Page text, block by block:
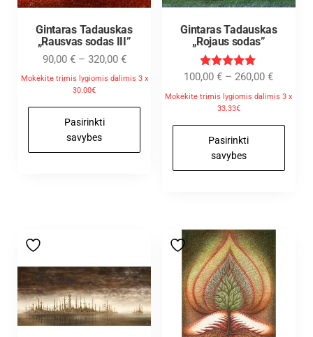
Gintaras Tadauskas
„Rausvas sodas III”
90,00 € – 320,00 €
Mokėkite trimis lygiomis dalimis 3 x
30.00€
Pasirinkti
savybes
Gintaras Tadauskas
„Rojaus sodas”
Įvertinimas
5.00
iš 5
100,00€ – 260,00€
Mokėkite trimis lygiomis dalimis 3 x
33.33€
Pasirinkti
savybes